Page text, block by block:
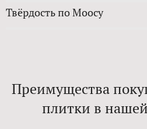
Твёрдость по Моосу
Преимущества
плитки в